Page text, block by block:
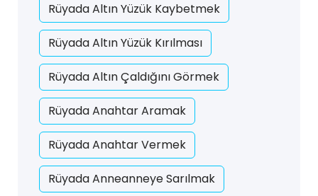
Rüyada Altın Yüzük Kaybetmek
Rüyada Altın Yüzük Kırılması
Rüyada Altın Çaldığını Görmek
Rüyada Anahtar Aramak
Rüyada Anahtar Vermek
Rüyada Anneanneye Sarılmak